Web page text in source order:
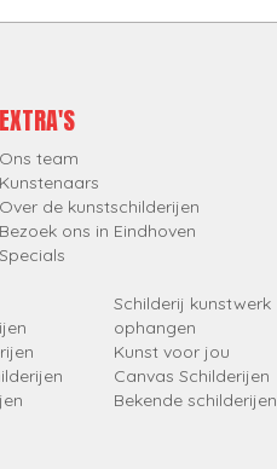
EXTRA'S
Ons team
Kunstenaars
Over de kunstschilderijen
Bezoek ons in Eindhoven
Specials
Schilderij kunstwerk
ophangen
Kunst voor jou
Canvas Schilderijen
Bekende schilderijen